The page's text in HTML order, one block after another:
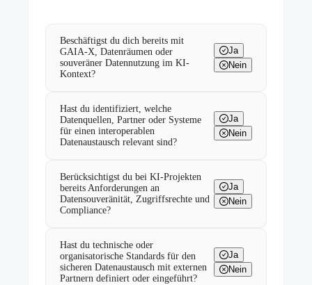
Beschäftigst du dich bereits mit
GAIA-X, Datenräumen oder
souveräner Datennutzung im KI-
Kontext?
Ja
Nein
Hast du identifiziert, welche
Datenquellen, Partner oder Systeme
für einen interoperablen
Datenaustausch relevant sind?
Ja
Nein
Berücksichtigst du bei KI-Projekten
bereits Anforderungen an
Datensouveränität, Zugriffsrechte und
Compliance?
Ja
Nein
Hast du technische oder
organisatorische Standards für den
sicheren Datenaustausch mit externen
Partnern definiert oder eingeführt?
Ja
Nein